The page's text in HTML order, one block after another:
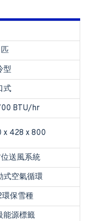
型
式
BTU/hr
x 428 x 800
送風系統
式空氣循環
環保雪種
能源標籤